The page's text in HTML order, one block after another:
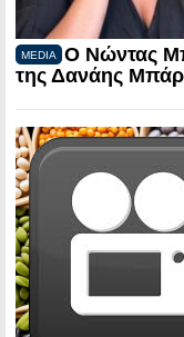
MEDIA
Ο Νώντας
της Δανάης